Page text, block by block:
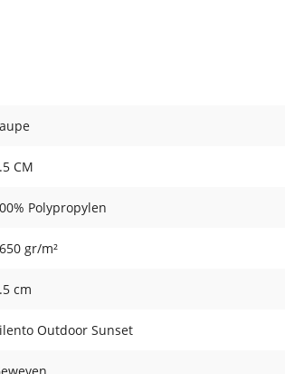
CM
Polypropylen
gr/m²
cm
Outdoor Sunset